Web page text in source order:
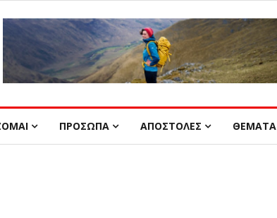
ΠΡΟΣΩΠΑ ΑΠΟΣΤΟΛΕΣ ΘΕΜΑΤΑ